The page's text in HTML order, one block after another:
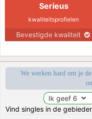
Serieus
kwaliteitsprofielen
Bevestigde kwaliteit
We werken hard om je
Vind singles in de